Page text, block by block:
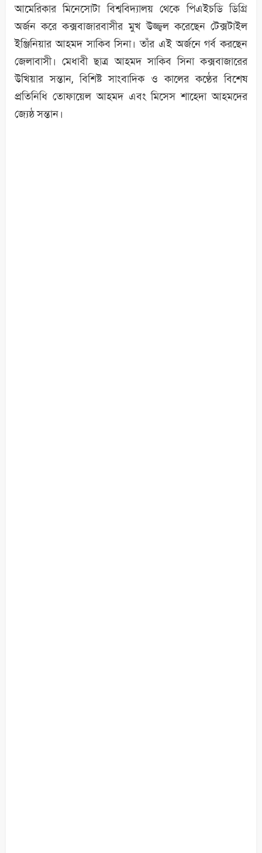
আমেরিকার মিনেসোটা বিশ্ববিদ্যালয় থেকে পিএইচডি ডিগ্রি
অর্জন করে কক্সবাজারবাসীর মুখ উজ্জ্বল করেছেন টেক্সটাইল
ইঞ্জিনিয়ার আহমদ সাকিব সিনা। তাঁর এই অর্জনে গর্ব করছেন
জেলাবাসী। মেধাবী ছাত্র আহমদ সাকিব সিনা কক্সবাজারের
উখিয়ার সন্তান, বিশিষ্ট সাংবাদিক ও কালের কণ্ঠের বিশেষ
প্রতিনিধি তোফায়েল আহমদ এবং মিসেস শাহেদা আহমদের
জ্যেষ্ঠ সন্তান।